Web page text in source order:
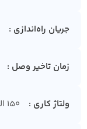
جریان راه‌اندازی
زمان تاخیر وصل
ولتاژ کاری 150 الی 305